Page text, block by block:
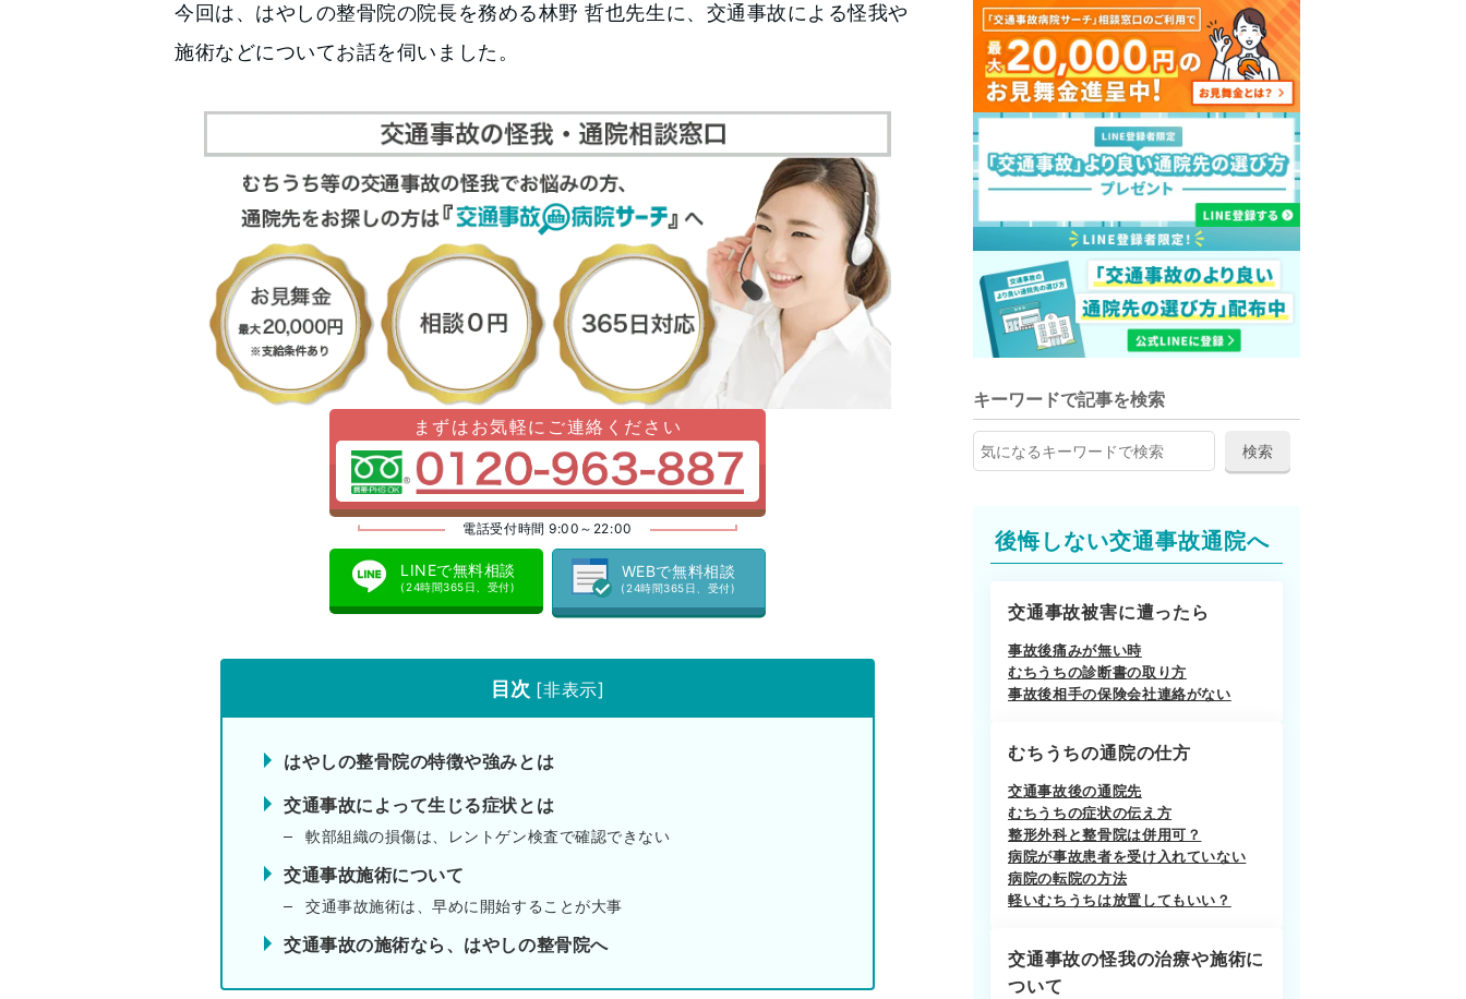
今回は、はやしの整骨院の院長を務める林野 哲也先生に、交通事故による怪我や
施術などについてお話を伺いました。
まずはお気軽にご連絡ください
電話受付時間 9:00～22:00
LINEで無料相談
(24時間365日、受付)
WEBで無料相談
(24時間365日、受付)
目次 [非表示]
はやしの整骨院の特徴や強みとは
交通事故によって生じる症状とは
軟部組織の損傷は、レントゲン検査で確認できない
交通事故施術について
交通事故施術は、早めに開始することが大事
交通事故の施術なら、はやしの整骨院へ
キーワードで記事を検索
後悔しない交通事故通院へ
交通事故被害に遭ったら
事故後痛みが無い時
むちうちの診断書の取り方
事故後相手の保険会社連絡がない
むちうちの通院の仕方
交通事故後の通院先
むちうちの症状の伝え方
整形外科と整骨院は併用可？
病院が事故患者を受け入れていない
病院の転院の方法
軽いむちうちは放置してもいい？
交通事故の怪我の治療や施術に
ついて